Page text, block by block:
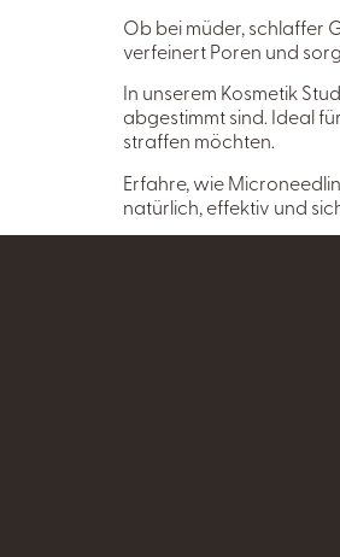
Ob bei müder, schlaffer
verfeinert Poren und
In unserem Kosmetik
abgestimmt sind. Ideal
straffen möchten.
Erfahre, wie
natürlich, effektiv und